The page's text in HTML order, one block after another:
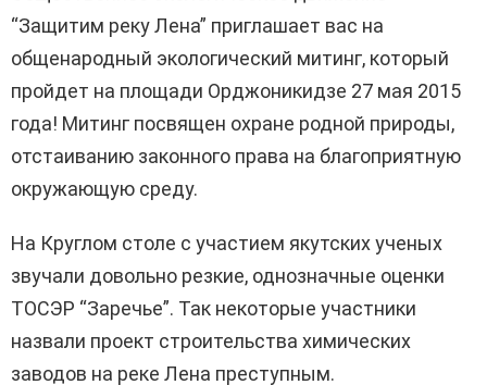
“Защитим реку Лена” приглашает вас на
общенародный экологический митинг, который
пройдет на площади Орджоникидзе 27 мая 2015
года! Митинг посвящен охране родной природы,
отстаиванию законного права на благоприятную
окружающую среду.
На Круглом столе с участием якутских ученых
звучали довольно резкие, однозначные оценки
ТОСЭР “Заречье”. Так некоторые участники
назвали проект строительства химических
заводов на реке Лена преступным.